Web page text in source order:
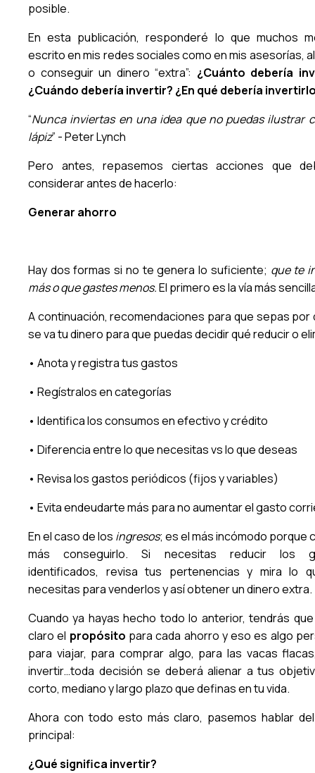
posible.
En esta publicación, responderé lo que muchos
escrito en mis redes sociales como en mis asesorías,
o conseguir un dinero “extra”: ¿Cuánto debería
¿Cuándo debería invertir? ¿En qué debería
“Nunca inviertas en una idea que no puedas ilustrar
lápiz” - Peter Lynch
Pero antes, repasemos ciertas acciones que
considerar antes de hacerlo:
Generar ahorro
Hay dos formas si no te genera lo suficiente; que te
más o que gastes menos.El primero es la vía más
A continuación, recomendaciones para que sepas por
se va tu dinero para que puedas decidir qué reducir o
• Anota y registra tus gastos
• Regístralos en categorías
• Identifica los consumos en efectivo y crédito
• Diferencia entre lo que necesitas vs lo que deseas
• Revisa los gastos periódicos (fijos y variables)
• Evita endeudarte más para no aumentar el gasto
En el caso de los ingresos; es el más incómodo porque
más conseguirlo. Si necesitas reducir los
identificados, revisa tus pertenencias y mira lo
necesitas para venderlos y así obtener un dinero extra.
Cuando ya hayas hecho todo lo anterior, tendrás
claro el propósito para cada ahorro y eso es algo
para viajar, para comprar algo, para las vacas
invertir…toda decisión se deberá alienar a tus
corto, mediano y largo plazo que definas en tu vida.
Ahora con todo esto más claro, pasemos hablar
principal:
¿Qué significa invertir?